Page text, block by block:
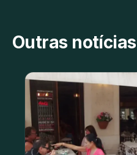
Outras notícias